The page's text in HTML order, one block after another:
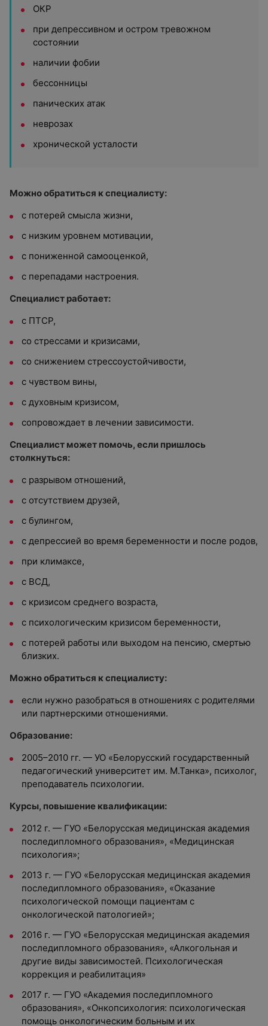
ОКР
при депрессивном и остром тревожном
состоянии
наличии фобии
бессонницы
панических атак
неврозах
хронической усталости
Можно обратиться к специалисту:
с потерей смысла жизни,
с низким уровнем мотивации,
с пониженной самооценкой,
с перепадами настроения.
Специалист работает:
с ПТСР,
со стрессами и кризисами,
со снижением стрессоустойчивости,
с чувством вины,
с духовным кризисом,
сопровождает в лечении зависимости.
Специалист может помочь, если пришлось
столкнуться:
с разрывом отношений,
с отсутствием друзей,
с булингом,
с депрессией во время беременности и после родов,
при климаксе,
с ВСД,
с кризисом среднего возраста,
с психологическим кризисом беременности,
с потерей работы или выходом на пенсию, смертью
близких.
Можно обратиться к специалисту:
если нужно разобраться в отношениях с родителями
или партнерскими отношениями.
Образование:
2005–2010 гг. — УО «Белорусский государственный
педагогический университет им. М.Танка», психолог,
преподаватель психологии.
Курсы, повышение квалификации:
2012 г. — ГУО «Белорусская медицинская академия
последипломного образования», «Медицинская
психология»;
2013 г. — ГУО «Белорусская медицинская академия
последипломного образования», «Оказание
психологической помощи пациентам с
онкологической патологией»;
2016 г. — ГУО «Белорусская медицинская академия
последипломного образования», «Алкогольная и
другие виды зависимостей. Психологическая
коррекция и реабилитация»
2017 г. — ГУО «Академия последипломного
образования», «Онкопсихология: психологическая
помощь онкологическим больным и их